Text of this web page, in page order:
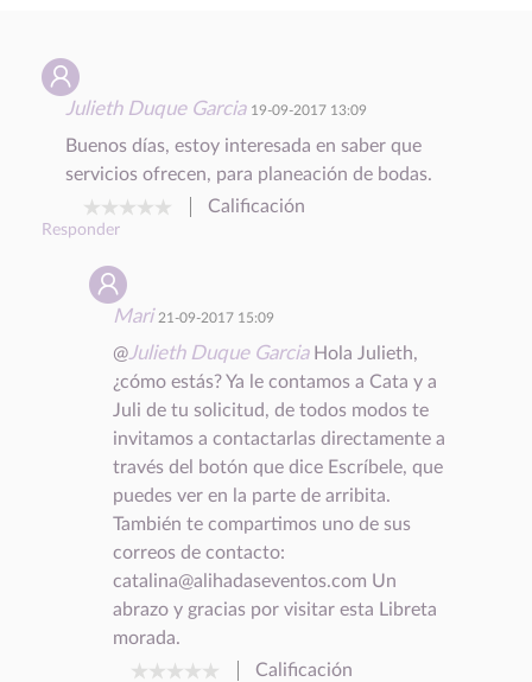
Julieth Duque Garcia 19-09-2017 13:09
Buenos días, estoy interesada en saber que
servicios ofrecen, para planeación de bodas.
Calificación
Responder
Mari 21-09-2017 15:09
@Julieth Duque GarciaHola Julieth,
¿cómo estás? Ya le contamos a Cata y a
Juli de tu solicitud, de todos modos te
invitamos a contactarlas directamente a
través del botón que dice Escríbele, que
puedes ver en la parte de arribita.
También te compartimos uno de sus
correos de contacto:
catalina@alihadaseventos.com Un
abrazo y gracias por visitar esta Libreta
morada.
Calificación